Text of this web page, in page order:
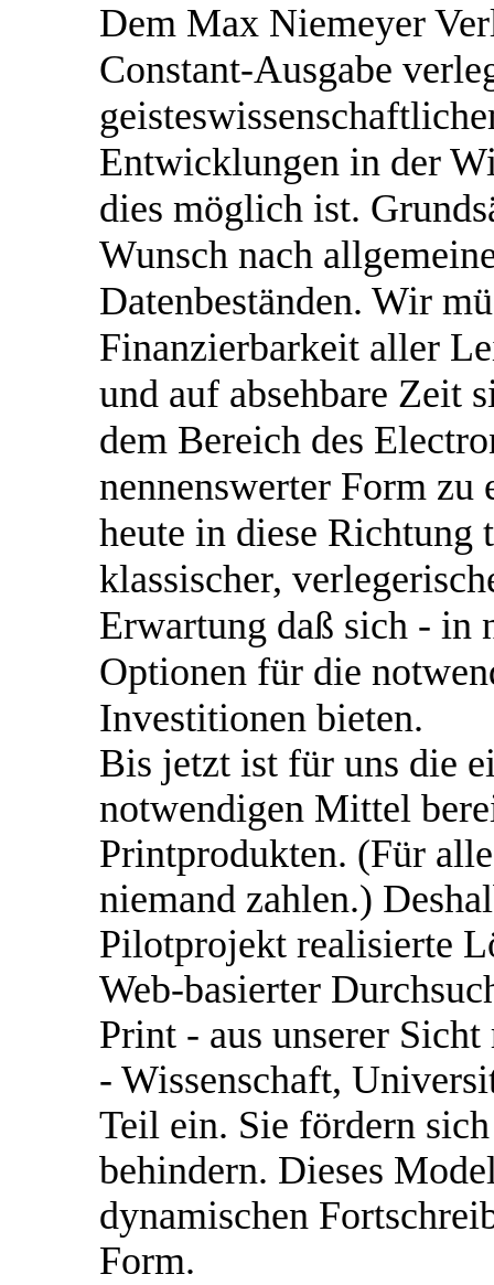
Dem Max Niemeyer
Constant-Ausgabe
Entwicklungen in der
dies möglich ist.
Wunsch nach
Datenbeständen. Wir
Finanzierbarkeit aller
und auf absehbare Zeit
dem Bereich des
nennenswerter Form
heute in diese
klassischer,
Erwartung daß sich - in
Optionen für die
Investitionen bieten.
Bis jetzt ist für uns die
notwendigen Mittel
Printprodukten. (Für
niemand zahlen.)
Pilotprojekt realisierte
Web-basierter
Print - aus unserer
- Wissenschaft,
Teil ein. Sie fördern
behindern. Dieses
dynamischen
Form.